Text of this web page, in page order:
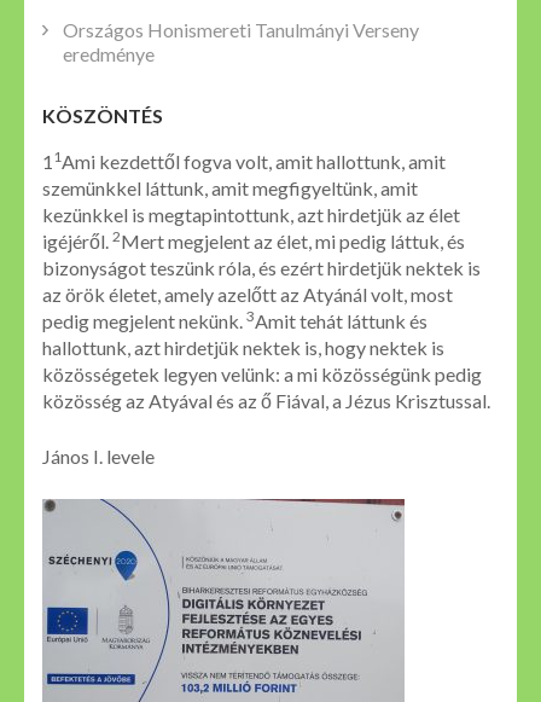
Országos Honismereti Tanulmányi Verseny
eredménye
KÖSZÖNTÉS
1 1Ami kezdettől fogva volt, amit hallottunk, amit
szemünkkel láttunk, amit megfigyeltünk, amit
kezünkkel is megtapintottunk, azt hirdetjük az élet
igéjéről. 2Mert megjelent az élet, mi pedig láttuk, és
bizonyságot teszünk róla, és ezért hirdetjük nektek is
az örök életet, amely azelőtt az Atyánál volt, most
pedig megjelent nekünk. 3Amit tehát láttunk és
hallottunk, azt hirdetjük nektek is, hogy nektek is
közösségetek legyen velünk: a mi közösségünk pedig
közösség az Atyával és az ő Fiával, a Jézus Krisztussal.
János I. levele